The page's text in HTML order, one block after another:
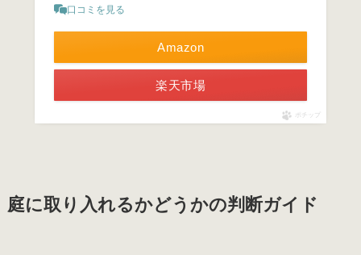
口コミを見る
Amazon
楽天市場
ポチップ
庭に取り入れるかどうかの判断ガイド